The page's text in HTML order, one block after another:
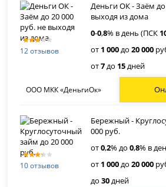
12 отзывов
Деньги ОК - Заём до
выходя из дома
0-0,8% в день (ПСК
от 1 000до20 000
от7до 15дней
ООО МКК «ДеньгиОк»
10 отзывов
Бережный -
000 руб.
от0,2% до0,8% в
от 1 000до20 000
до30дней